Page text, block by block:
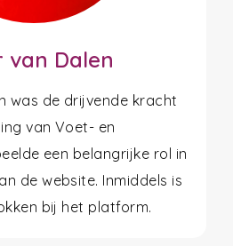
van Dalen
was de drijvende kracht
van Voet- en
een belangrijke rol in
de website. Inmiddels is
bij het platform.